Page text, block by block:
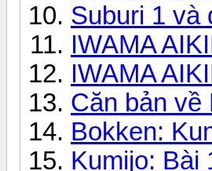
Suburi 1 và
IWAMA
IWAMA
Căn bản về
Bokken:
Kumijo: Bài